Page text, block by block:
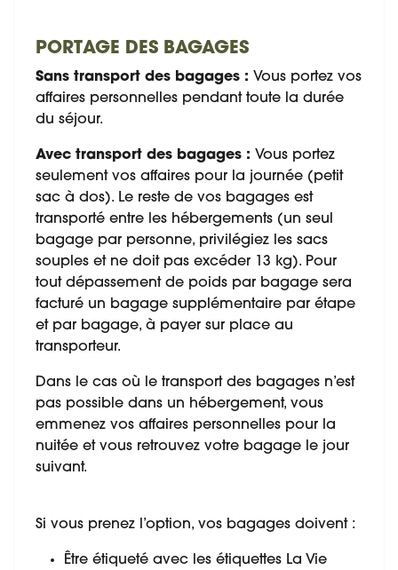
PORTAGE DES BAGAGES
Sans transport des bagages : Vous portez vos
affaires personnelles pendant toute la durée
du séjour.
Avec transport des bagages : Vous portez
seulement vos affaires pour la journée (petit
sac à dos). Le reste de vos bagages est
transporté entre les hébergements (un seul
bagage par personne, privilégiez les sacs
souples et ne doit pas excéder 13 kg). Pour
tout dépassement de poids par bagage sera
facturé un bagage supplémentaire par étape
et par bagage, à payer sur place au
transporteur.
Dans le cas où le transport des bagages n’est
pas possible dans un hébergement, vous
emmenez vos affaires personnelles pour la
nuitée et vous retrouvez votre bagage le jour
suivant.
Si vous prenez l’option, vos bagages doivent :
Être étiqueté avec les étiquettes La Vie